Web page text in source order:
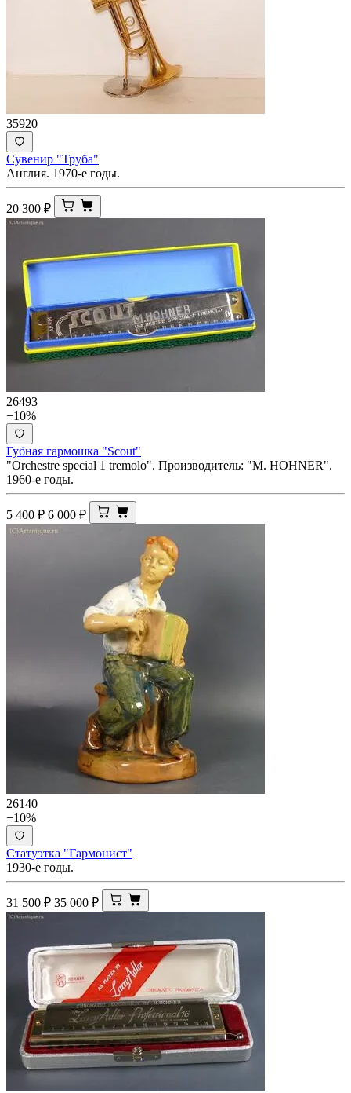
35920
Сувенир "Труба"
Англия. 1970-е годы.
20 300 ₽
26493
−10%
Губная гармошка "Scout"
"Orchestre special 1 tremolo". Производитель: "M. HOHNER".
1960-е годы.
5 400 ₽ 6 000 ₽
26140
−10%
Статуэтка "Гармонист"
1930-е годы.
31 500 ₽ 35 000 ₽